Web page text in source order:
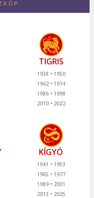
TIGRIS
1938
1950
1962
1974
1986
1998
2010
2022
KÍGYÓ
1941
1953
1965
1977
1989
2001
2013
2025